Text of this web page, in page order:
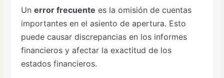
Un error frecuente es la omisión de cuentas
importantes en el asiento de apertura. Esto
puede causar discrepancias en los informes
financieros y afectar la exactitud de los
estados financieros.